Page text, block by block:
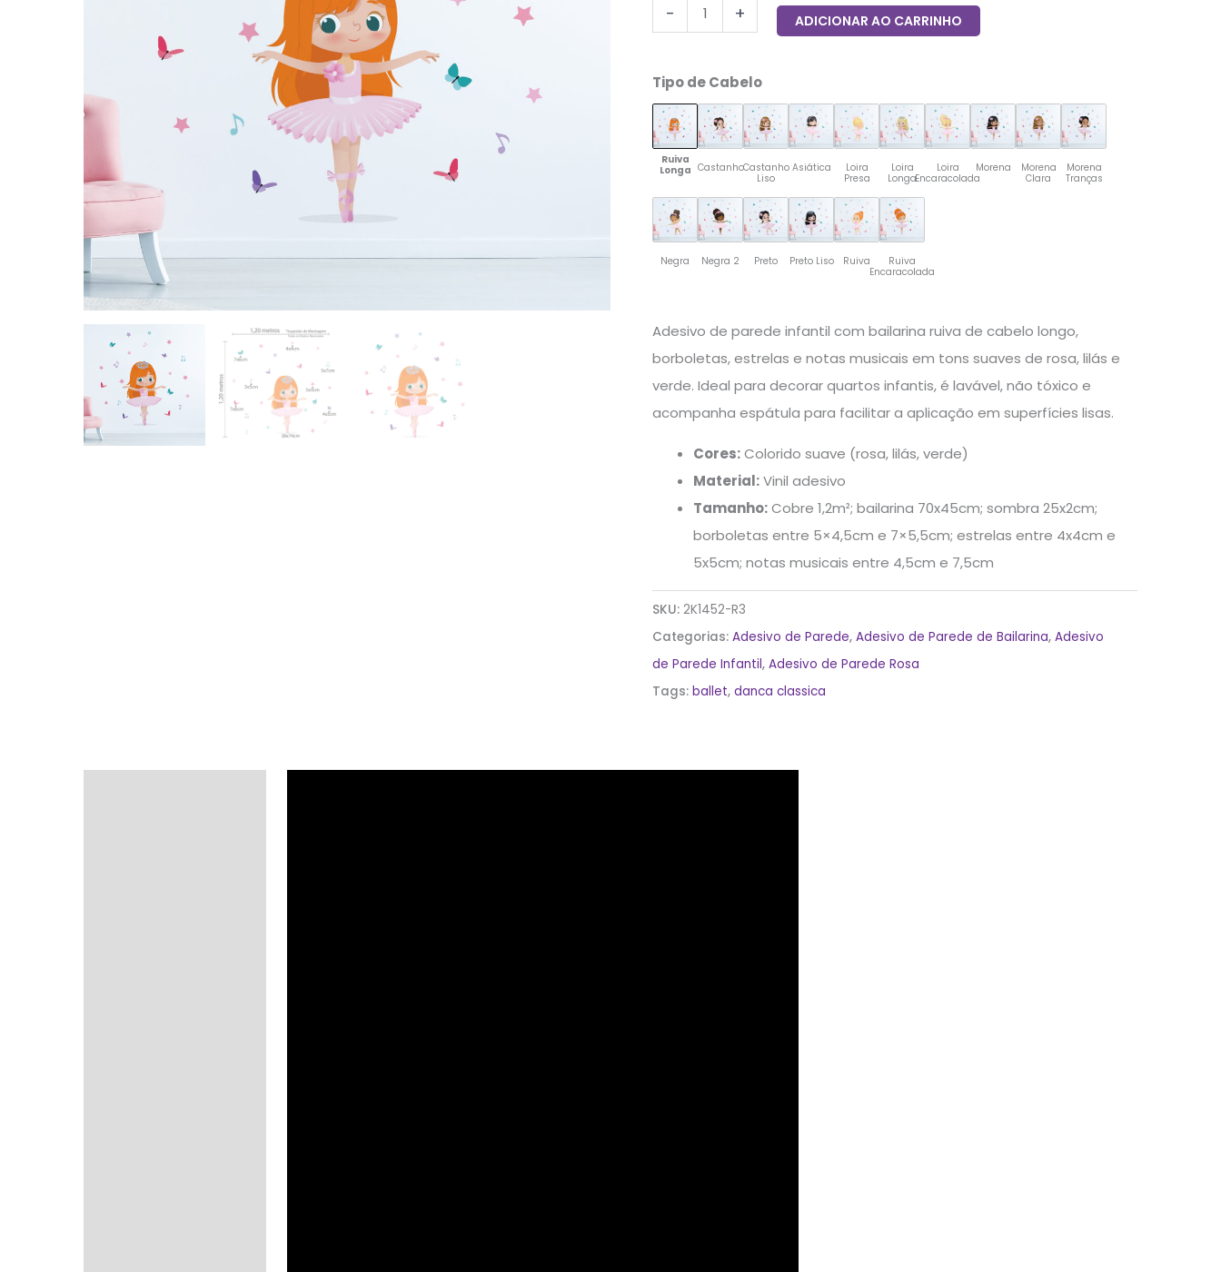
- + ADICIONAR AO CARRINHO
Tipo de Cabelo
Ruiva
Longa CastanhoCastanho
Liso
Asiática
Loira
Presa
Loira
Longa
Loira
Encaracolada
Morena
Morena
Clara
Morena
Tranças
Negra Negra 2 Preto Preto Liso Ruiva
Ruiva
Encaracolada
Adesivo de parede infantil com bailarina ruiva de cabelo longo,
borboletas, estrelas e notas musicais em tons suaves de rosa, lilás e
verde. Ideal para decorar quartos infantis, é lavável, não tóxico e
acompanha espátula para facilitar a aplicação em superfícies lisas.
Cores:Colorido suave (rosa, lilás, verde)
Material:Vinil adesivo
Tamanho:Cobre 1,2m²; bailarina 70x45cm; sombra 25x2cm;
borboletas entre 5×4,5cm e 7×5,5cm; estrelas entre 4x4cm e
5x5cm; notas musicais entre 4,5cm e 7,5cm
SKU:2K1452-R3
Categorias:Adesivo de Parede,Adesivo de Parede de Bailarina,Adesivo
de Parede Infantil,Adesivo de Parede Rosa
Tags:ballet,danca classica